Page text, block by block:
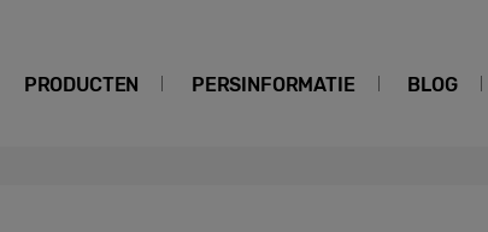
PRODUCTEN PERSINFORMATIE BLOG